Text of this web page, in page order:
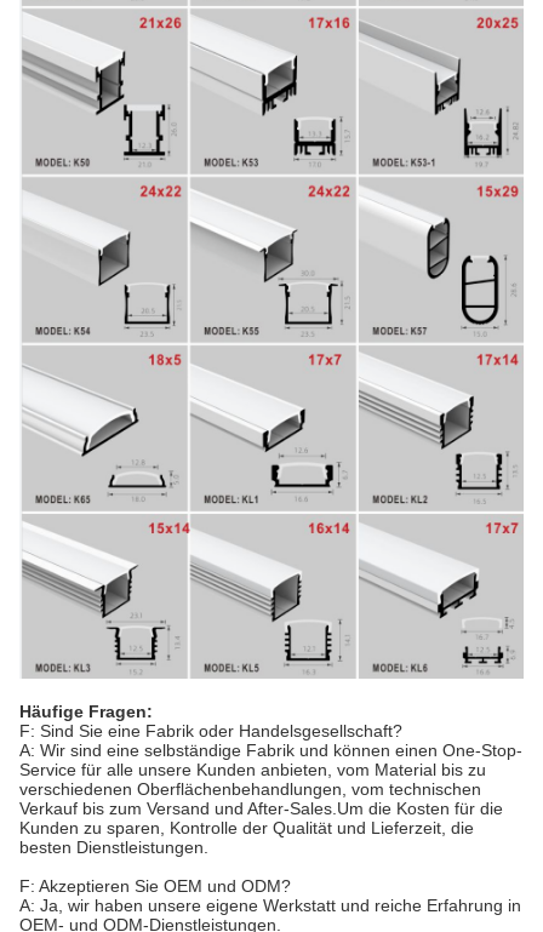
Häufige Fragen:
F: Sind Sie eine Fabrik oder Handelsgesellschaft?
A: Wir sind eine selbständige Fabrik und können einen One-Stop-
Service für alle unsere Kunden anbieten, vom Material bis zu
verschiedenen Oberflächenbehandlungen, vom technischen
Verkauf bis zum Versand und After-Sales.Um die Kosten für die
Kunden zu sparen, Kontrolle der Qualität und Lieferzeit, die
besten Dienstleistungen.
F: Akzeptieren Sie OEM und ODM?
A: Ja, wir haben unsere eigene Werkstatt und reiche Erfahrung in
OEM- und ODM-Dienstleistungen.